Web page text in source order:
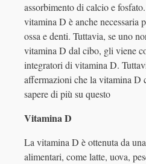
assorbimento di calcio e
vitamina D è anche necessaria
ossa e denti. Tuttavia, se uno
vitamina D dal cibo, gli viene
integratori di vitamina D.
affermazioni che la vitamina D
sapere di più su questo
Vitamina D
La vitamina D è ottenuta da
alimentari, come latte, uova,